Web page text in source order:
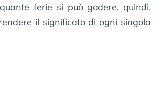
ferie si può godere, quindi,
il significato di ogni singola